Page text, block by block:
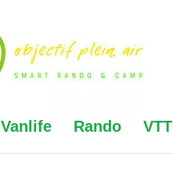
Vanlife Rando VTT